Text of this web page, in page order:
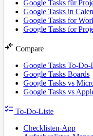
Google Tasks für
Google Tasks in
Google Tasks for
Google Tasks for
compare_arrows Compare
Google Tasks To-Do-
Google Tasks Boards
Google Tasks vs
Google Tasks vs
checklist To-Do-Liste
Checklisten-App